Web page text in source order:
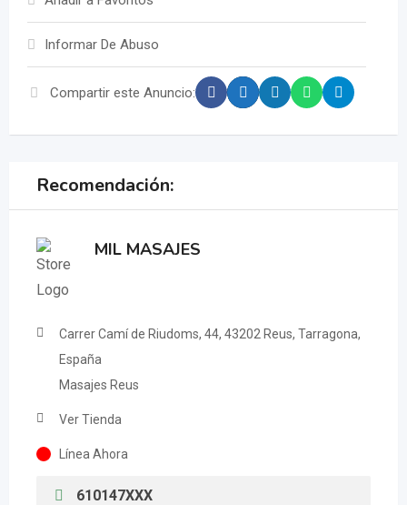
Informar De Abuso
Compartir este Anuncio:
Recomendación:
MIL MASAJES
Carrer Camí de Riudoms, 44, 43202 Reus, Tarragona,
España
Masajes Reus
Ver Tienda
Línea Ahora
610147XXX